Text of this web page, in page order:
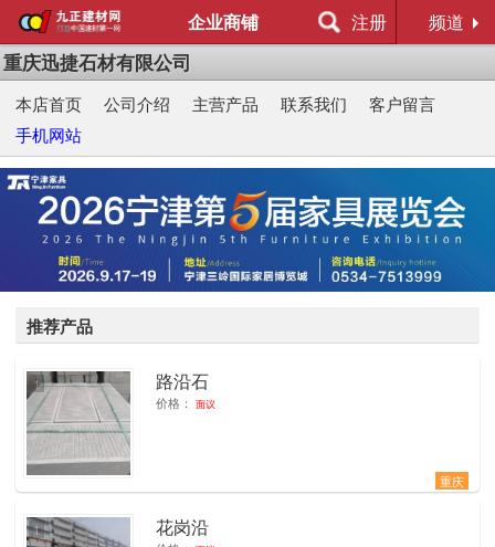
企业商铺 注册 频道
重庆迅捷石材有限公司
本店首页 公司介绍 主营产品 联系我们
客户留言
手机网站
推荐产品
路沿石
价格： 面议
重庆
1
花岗沿
1